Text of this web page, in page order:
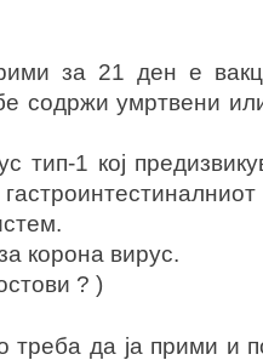
за 21 ден е
содржи умртвени
тип-1 кој
корона вирус.
? )
треба да ја прими и